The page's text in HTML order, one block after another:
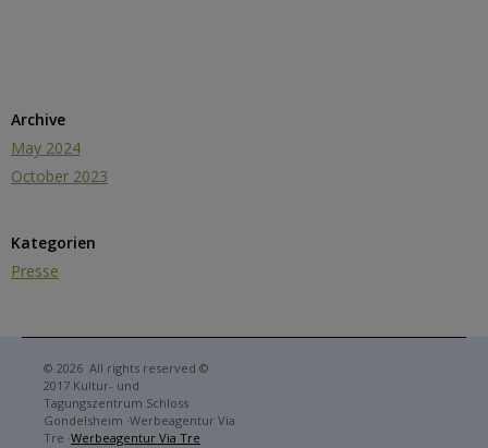
Archive
May 2024
October 2023
Kategorien
Presse
© 2026 All rights reserved ©
2017 Kultur- und
Tagungszentrum Schloss
Gondelsheim ·Werbeagentur Via
Tre ·Werbeagentur Via Tre